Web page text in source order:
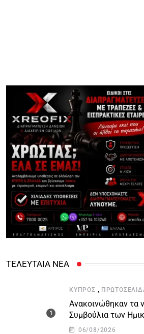
ΤΕΛΕΥΤΑΙΑ ΝΕΑ
ΚΎΠΡΟΣ ,
Ανακοινώθηκαν τα
Συμβούλια των
Οργανισμών – Όλη η
06/08/2026